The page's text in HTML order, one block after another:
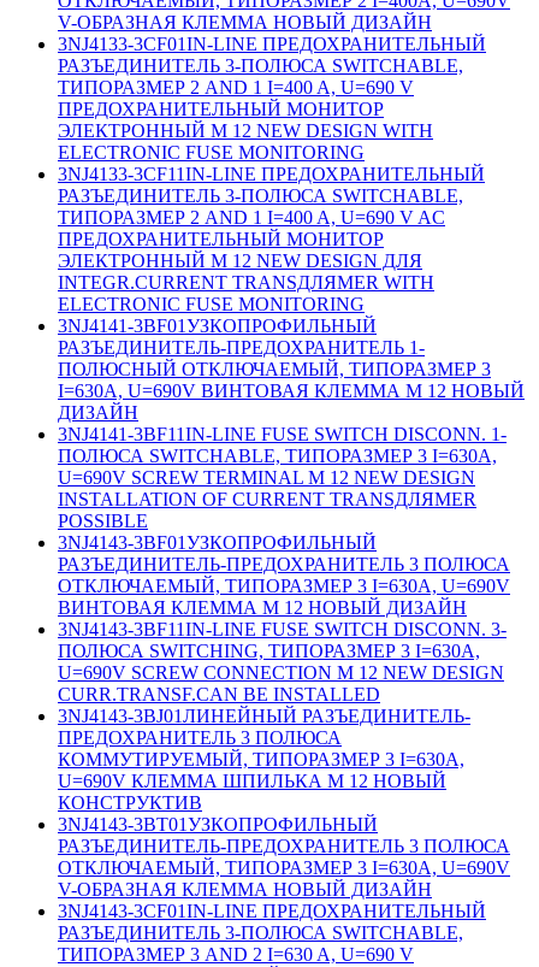
V-ОБРАЗНАЯ КЛЕММА НОВЫЙ ДИЗАЙН
3NJ4133-3CF01IN-LINE ПРЕДОХРАНИТЕЛЬНЫЙ
РАЗЪЕДИНИТЕЛЬ 3-ПОЛЮСА SWITCHABLE,
ТИПОРАЗМЕР 2 AND 1 I=400 A, U=690 V
ПРЕДОХРАНИТЕЛЬНЫЙ МОНИТОР
ЭЛЕКТРОННЫЙ M 12 NEW DESIGN WITH
ELECTRONIC FUSE MONITORING
3NJ4133-3CF11IN-LINE ПРЕДОХРАНИТЕЛЬНЫЙ
РАЗЪЕДИНИТЕЛЬ 3-ПОЛЮСА SWITCHABLE,
ТИПОРАЗМЕР 2 AND 1 I=400 A, U=690 V AC
ПРЕДОХРАНИТЕЛЬНЫЙ МОНИТОР
ЭЛЕКТРОННЫЙ M 12 NEW DESIGN ДЛЯ
INTEGR.CURRENT TRANSДЛЯMER WITH
ELECTRONIC FUSE MONITORING
3NJ4141-3BF01УЗКОПРОФИЛЬНЫЙ
РАЗЪЕДИНИТЕЛЬ-ПРЕДОХРАНИТЕЛЬ 1-
ПОЛЮСНЫЙ ОТКЛЮЧАЕМЫЙ, ТИПОРАЗМЕР 3
I=630A, U=690V ВИНТОВАЯ КЛЕММА M 12 НОВЫЙ
ДИЗАЙН
3NJ4141-3BF11IN-LINE FUSE SWITCH DISCONN. 1-
ПОЛЮСА SWITCHABLE, ТИПОРАЗМЕР 3 I=630A,
U=690V SCREW TERMINAL M 12 NEW DESIGN
INSTALLATION OF CURRENT TRANSДЛЯMER
POSSIBLE
3NJ4143-3BF01УЗКОПРОФИЛЬНЫЙ
РАЗЪЕДИНИТЕЛЬ-ПРЕДОХРАНИТЕЛЬ 3 ПОЛЮСА
ОТКЛЮЧАЕМЫЙ, ТИПОРАЗМЕР 3 I=630A, U=690V
ВИНТОВАЯ КЛЕММА M 12 НОВЫЙ ДИЗАЙН
3NJ4143-3BF11IN-LINE FUSE SWITCH DISCONN. 3-
ПОЛЮСА SWITCHING, ТИПОРАЗМЕР 3 I=630A,
U=690V SCREW CONNECTION M 12 NEW DESIGN
CURR.TRANSF.CAN BE INSTALLED
3NJ4143-3BJ01ЛИНЕЙНЫЙ РАЗЪЕДИНИТЕЛЬ-
ПРЕДОХРАНИТЕЛЬ 3 ПОЛЮСА
КОММУТИРУЕМЫЙ, ТИПОРАЗМЕР 3 I=630A,
U=690V КЛЕММА ШПИЛЬКА M 12 НОВЫЙ
КОНСТРУКТИВ
3NJ4143-3BT01УЗКОПРОФИЛЬНЫЙ
РАЗЪЕДИНИТЕЛЬ-ПРЕДОХРАНИТЕЛЬ 3 ПОЛЮСА
ОТКЛЮЧАЕМЫЙ, ТИПОРАЗМЕР 3 I=630A, U=690V
V-ОБРАЗНАЯ КЛЕММА НОВЫЙ ДИЗАЙН
3NJ4143-3CF01IN-LINE ПРЕДОХРАНИТЕЛЬНЫЙ
РАЗЪЕДИНИТЕЛЬ 3-ПОЛЮСА SWITCHABLE,
ТИПОРАЗМЕР 3 AND 2 I=630 A, U=690 V